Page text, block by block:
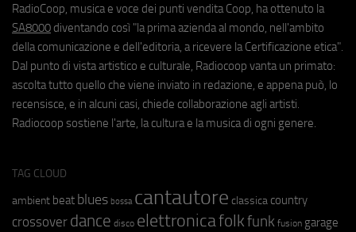
RadioCoop, musica e voce dei punti vendita Coop, ha ottenuto la
SA8000 diventando così "la prima azienda al mondo, nell'ambito
della comunicazione e dell'editoria, a ricevere la Certificazione etica".
Dal punto di vista artistico e culturale, Radiocoop vanta un primato:
ascolta tutto quello che viene inviato in redazione, e appena può, lo
recensisce, e in alcuni casi, chiede collaborazione agli artisti.
Radiocoop sostiene l'arte, la cultura e la musica di ogni genere.
TAG CLOUD
ambient beat blues bossa cantautore classica country
crossover dance disco elettronicafolkfunk fusion garage